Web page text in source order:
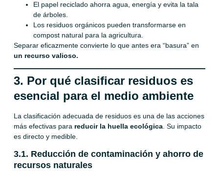
El papel reciclado ahorra agua, energía y evita la tala
de árboles.
Los residuos orgánicos pueden transformarse en
compost natural para la agricultura.
Separar eficazmente convierte lo que antes era “basura” en
un recurso valioso.
3. Por qué clasificar residuos es
esencial para el medio ambiente
La clasificación adecuada de residuos es una de las acciones
más efectivas para reducir la huella ecológica . Su impacto
es directo y medible.
3.1. Reducción de contaminación y ahorro de
recursos naturales